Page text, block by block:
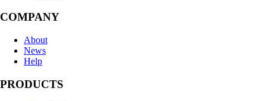
COMPANY
About
News
Help
PRODUCTS